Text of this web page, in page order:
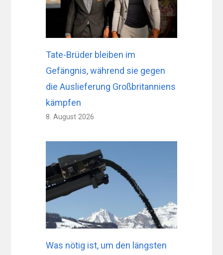
Tate-Brüder bleiben im
Gefängnis, während sie gegen
die Auslieferung Großbritanniens
kämpfen
8. August 2026
Was nötig ist, um den längsten